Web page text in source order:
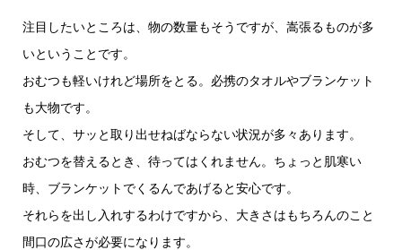
注目したいところは、物の数量もそうですが、嵩張るものが多
いということです。
おむつも軽いけれど場所をとる。必携のタオルやブランケット
も大物です。
そして、サッと取り出せねばならない状況が多々あります。
おむつを替えるとき、待ってはくれません。ちょっと肌寒い
時、ブランケットでくるんであげると安心です。
それらを出し入れするわけですから、大きさはもちろんのこと
間口の広さが必要になります。